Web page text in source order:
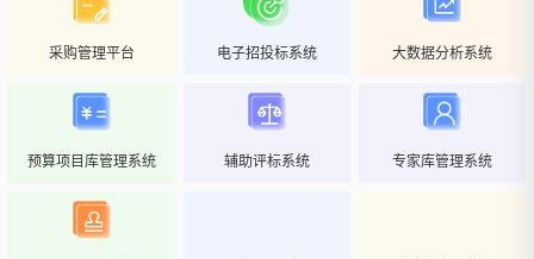
采购管理平台 电子招投标系统 大数据分析系统
预算项目库管理系统 辅助评标系统 专家库管理系统